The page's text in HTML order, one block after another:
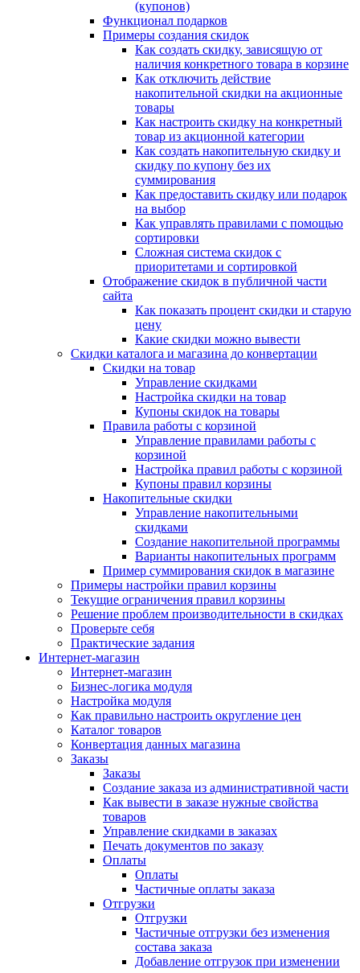
(купонов)
Функционал подарков
Примеры создания скидок
Как создать скидку, зависящую от
наличия конкретного товара в корзине
Как отключить действие
накопительной скидки на акционные
товары
Как настроить скидку на конкретный
товар из акционной категории
Как создать накопительную скидку и
скидку по купону без их
суммирования
Как предоставить скидку или подарок
на выбор
Как управлять правилами с помощью
сортировки
Сложная система скидок с
приоритетами и сортировкой
Отображение скидок в публичной части
сайта
Как показать процент скидки и старую
цену
Какие скидки можно вывести
Скидки каталога и магазина до конвертации
Скидки на товар
Управление скидками
Настройка скидки на товар
Купоны скидок на товары
Правила работы с корзиной
Управление правилами работы с
корзиной
Настройка правил работы с корзиной
Купоны правил корзины
Накопительные скидки
Управление накопительными
скидками
Создание накопительной программы
Варианты накопительных программ
Пример суммирования скидок в магазине
Примеры настройки правил корзины
Текущие ограничения правил корзины
Решение проблем производительности в скидках
Проверьте себя
Практические задания
Интернет-магазин
Интернет-магазин
Бизнес-логика модуля
Настройка модуля
Как правильно настроить округление цен
Каталог товаров
Конвертация данных магазина
Заказы
Заказы
Создание заказа из административной части
Как вывести в заказе нужные свойства
товаров
Управление скидками в заказах
Печать документов по заказу
Оплаты
Оплаты
Частичные оплаты заказа
Отгрузки
Отгрузки
Частичные отгрузки без изменения
состава заказа
Добавление отгрузок при изменении